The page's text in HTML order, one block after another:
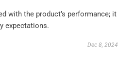
with the product’s performance; it
expectations.
Dec 8, 2024